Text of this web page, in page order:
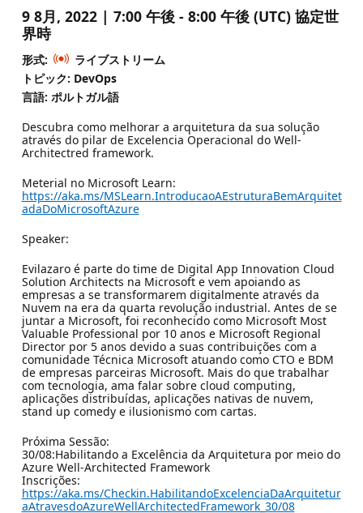
9 8月, 2022 | 7:00 午後 - 8:00 午後 (UTC) 協定世
界時
形式:
ライブストリーム
トピック: DevOps
言語: ポルトガル語
Descubra como melhorar a arquitetura da sua solução
através do pilar de Excelencia Operacional do Well-
Architectred framework.
Meterial no Microsoft Learn:
https://aka.ms/MSLearn.IntroducaoAEstruturaBemArquitet
adaDoMicrosoftAzure
Speaker:
Evilazaro é parte do time de Digital App Innovation Cloud
Solution Architects na Microsoft e vem apoiando as
empresas a se transformarem digitalmente através da
Nuvem na era da quarta revolução industrial. Antes de se
juntar a Microsoft, foi reconhecido como Microsoft Most
Valuable Professional por 10 anos e Microsoft Regional
Director por 5 anos devido a suas contribuições com a
comunidade Técnica Microsoft atuando como CTO e BDM
de empresas parceiras Microsoft. Mais do que trabalhar
com tecnologia, ama falar sobre cloud computing,
aplicações distribuídas, aplicações nativas de nuvem,
stand up comedy e ilusionismo com cartas.
Próxima Sessão:
30/08:Habilitando a Excelência da Arquitetura por meio do
Azure Well-Architected Framework
Inscrições:
https://aka.ms/Checkin.HabilitandoExcelenciaDaArquitetur
aAtravesdoAzureWellArchitectedFramework_30/08